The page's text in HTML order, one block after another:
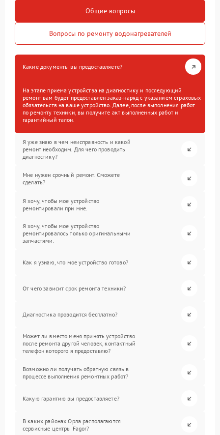
Общие вопросы
Вопросы по ремонту водонагревателей
Какие документы вы предоставляете?
На этапе приема устройства на диагностику и последующий
ремонт вам будет предоставлен заказ-наряд с указанием страховых
обязательств на ваше устройство. Далее, после выполнения работ
по ремонту техники, вы получите акт выполненных работ и
гарантийный талон.
Я уже знаю в чем неисправность и какой
ремонт необходим. Для чего проводить
диагностику?
Мне нужен срочный ремонт. Сможете
сделать?
Я хочу, чтобы мое устройство
ремонтировали при мне.
Я хочу, чтобы мое устройство
ремонтировалось только оригинальными
запчастями.
Как я узнаю, что мое устройство готово?
От чего зависит срок ремонта техники?
Диагностика проводится бесплатно?
Может ли вместо меня принять устройство
после ремонта другой человек, контактный
телефон которого я предоставлю?
Возможно ли получать обратную связь в
процессе выполнения ремонтных работ?
Какую гарантию вы предоставляете?
В каких районах Орла располагаются
сервисные центры Fagor?